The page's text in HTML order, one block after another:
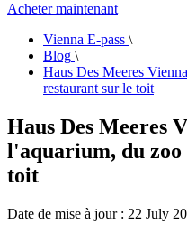
Acheter maintenant
Vienna E-pass \
Blog \
Haus Des Meeres
restaurant sur le toit
Haus Des Meeres
l'aquarium, du
toit
Date de mise à jour : 22 July